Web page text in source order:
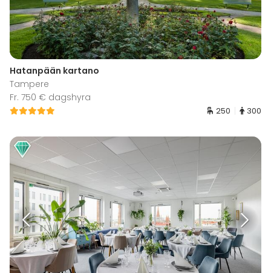
Hatanpään kartano
Tampere
Fr. 750 € dagshyra
250 300